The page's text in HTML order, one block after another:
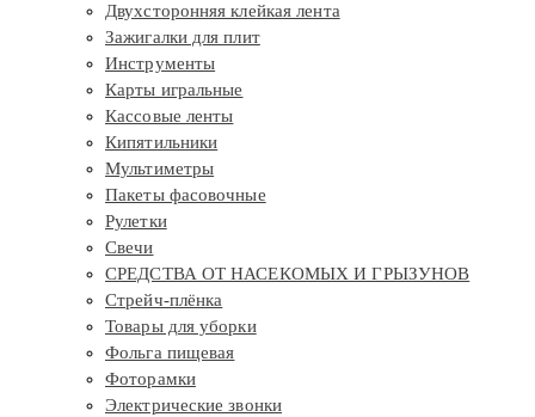
Двухсторонняя клейкая лента
Зажигалки для плит
Инструменты
Карты игральные
Кассовые ленты
Кипятильники
Мультиметры
Пакеты фасовочные
Рулетки
Свечи
СРЕДСТВА ОТ НАСЕКОМЫХ И ГРЫЗУНОВ
Стрейч-плёнка
Товары для уборки
Фольга пищевая
Фоторамки
Электрические звонки